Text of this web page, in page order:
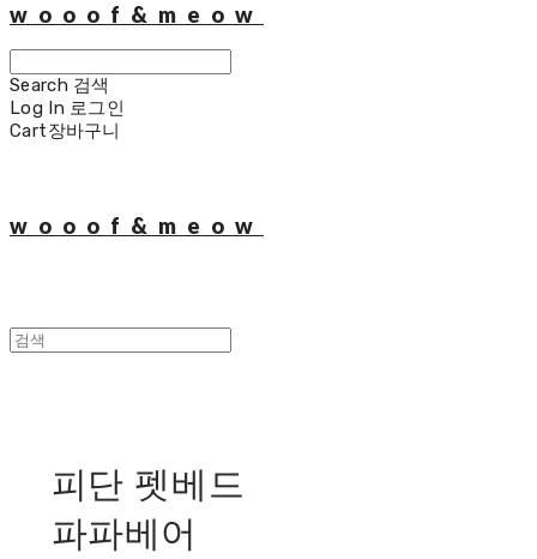
wooof&meow
Search 검색
Log In 로그인
Cart장바구니
wooof&meow
피단 펫베드
파파베어